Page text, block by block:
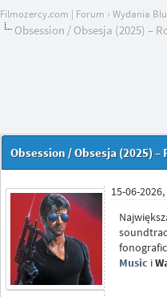
Filmozercy.com | Forum › Wydania
Obsession / Obsesja (2025) –
Obsession / Obsesja (2025) –
15-06-
Music i